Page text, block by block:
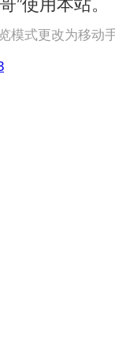
”使用本站。
模式更改为移动